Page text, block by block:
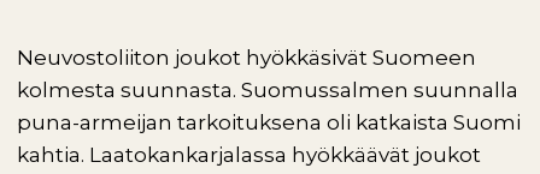
Neuvostoliiton joukot hyökkäsivät Suomeen
kolmesta suunnasta. Suomussalmen suunnalla
puna-armeijan tarkoituksena oli katkaista Suomi
kahtia. Laatokankarjalassa hyökkäävät joukot